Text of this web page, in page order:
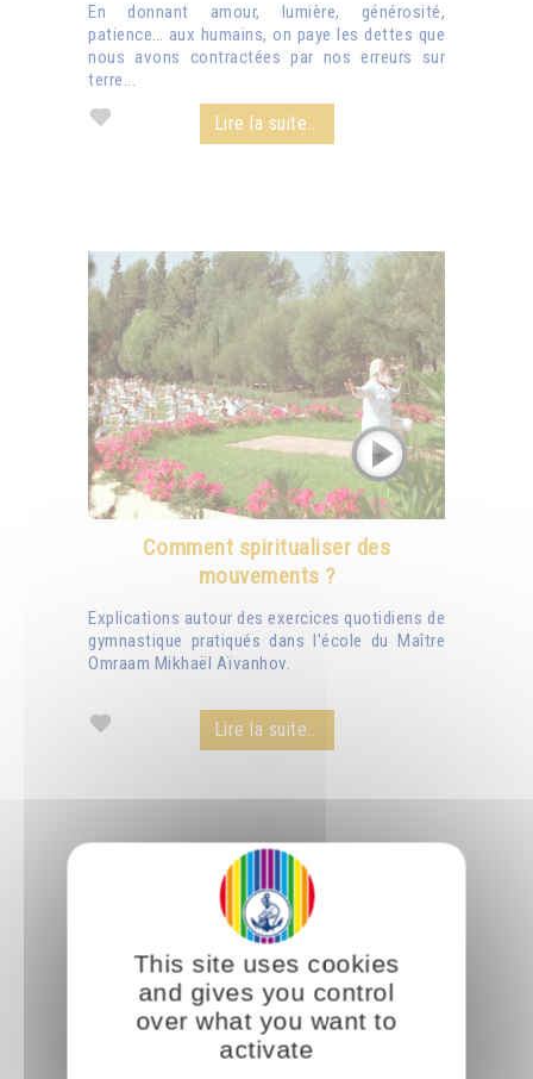
En donnant amour, lumière, générosité,
patience… aux humains, on paye les dettes que
nous avons contractées par nos erreurs sur
terre...
Lire la suite...
Comment spiritualiser des
mouvements ?
Explications autour des exercices quotidiens de
gymnastique pratiqués dans l'école du Maître
Omraam Mikhaël Aïvanhov.
Lire la suite...
This site uses cookies
and gives you control
over what you want to
activate